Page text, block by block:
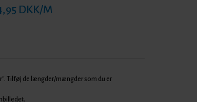
DKK/M
Tilføj de længder/mængder som du er